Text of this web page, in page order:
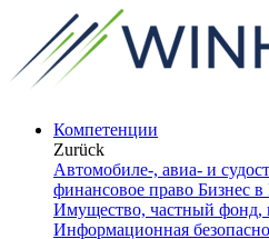
Компетенции
Zurück
Автомобиле-, авиа- и
финансовое право Бизнес
Имущество, частный фонд,
Информационная